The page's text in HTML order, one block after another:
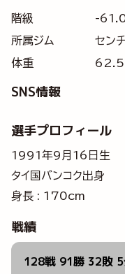
階級
-
所属ジム
セン
体重
SNS情報
選手プロフィール
1991年9月16日生
タイ国バンコク出身
身長 : 170cm
戦績
128戦 91勝 32敗